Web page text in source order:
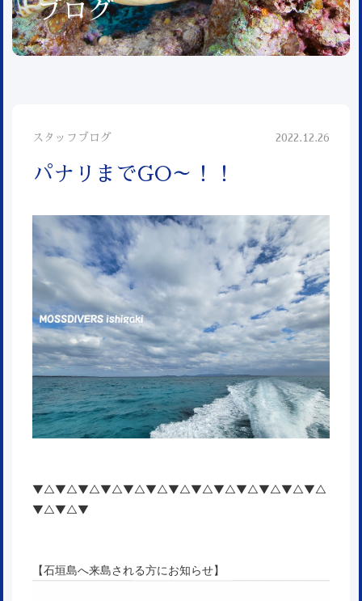
ブログ
スタッフブログ 2022.12.26
パナリまでGO～！！
▼△▼△▼△▼△▼△▼△▼△▼△▼△▼△▼△▼△▼△
▼△▼△▼
【石垣島へ来島される方にお知らせ】